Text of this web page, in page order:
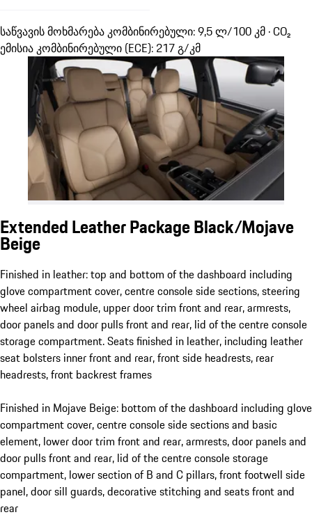
საწვავის მოხმარება კომბინირებული: 9,5 ლ/100 კმ · CO₂
ემისია კომბინირებული (ECE): 217 გ/კმ
Extended Leather Package Black/Mojave
Beige
Finished in leather: top and bottom of the dashboard including
glove compartment cover, centre console side sections, steering
wheel airbag module, upper door trim front and rear, armrests,
door panels and door pulls front and rear, lid of the centre console
storage compartment. Seats finished in leather, including leather
seat bolsters inner front and rear, front side headrests, rear
headrests, front backrest frames
Finished in Mojave Beige: bottom of the dashboard including glove
compartment cover, centre console side sections and basic
element, lower door trim front and rear, armrests, door panels and
door pulls front and rear, lid of the centre console storage
compartment, lower section of B and C pillars, front footwell side
panel, door sill guards, decorative stitching and seats front and
rear